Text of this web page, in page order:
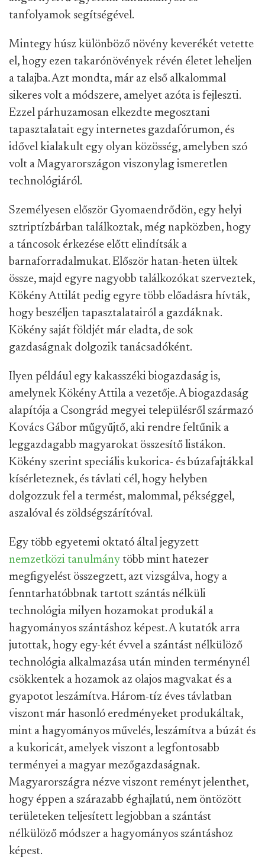
tanfolyamok segítségével.
Mintegy húsz különböző növény keverékét vetette
el, hogy ezen takarónövények révén életet leheljen
a talajba. Azt mondta, már az első alkalommal
sikeres volt a módszere, amelyet azóta is fejleszti.
Ezzel párhuzamosan elkezdte megosztani
tapasztalatait egy internetes gazdafórumon, és
idővel kialakult egy olyan közösség, amelyben szó
volt a Magyarországon viszonylag ismeretlen
technológiáról.
Személyesen először Gyomaendrődön, egy helyi
sztriptízbárban találkoztak, még napközben, hogy
a táncosok érkezése előtt elindítsák a
barnaforradalmukat. Először hatan-heten ültek
össze, majd egyre nagyobb találkozókat szerveztek,
Kökény Attilát pedig egyre több előadásra hívták,
hogy beszéljen tapasztalatairól a gazdáknak.
Kökény saját földjét már eladta, de sok
gazdaságnak dolgozik tanácsadóként.
Ilyen például egy kakasszéki biogazdaság is,
amelynek Kökény Attila a vezetője. A biogazdaság
alapítója a Csongrád megyei településről származó
Kovács Gábor műgyűjtő, aki rendre feltűnik a
leggazdagabb magyarokat összesítő listákon.
Kökény szerint speciális kukorica- és búzafajtákkal
kísérleteznek, és távlati cél, hogy helyben
dolgozzuk fel a termést, malommal, pékséggel,
aszalóval és zöldségszárítóval.
Egy több egyetemi oktató által jegyzett
nemzetközi tanulmány több mint hatezer
megfigyelést összegzett, azt vizsgálva, hogy a
fenntarhatóbbnak tartott szántás nélküli
technológia milyen hozamokat produkál a
hagyományos szántáshoz képest. A kutatók arra
jutottak, hogy egy-két évvel a szántást nélkülöző
technológia alkalmazása után minden terménynél
csökkentek a hozamok az olajos magvakat és a
gyapotot leszámítva. Három-tíz éves távlatban
viszont már hasonló eredményeket produkáltak,
mint a hagyományos művelés, leszámítva a búzát és
a kukoricát, amelyek viszont a legfontosabb
terményei a magyar mezőgazdaságnak.
Magyarországra nézve viszont reményt jelenthet,
hogy éppen a szárazabb éghajlatú, nem öntözött
területeken teljesített legjobban a szántást
nélkülöző módszer a hagyományos szántáshoz
képest.